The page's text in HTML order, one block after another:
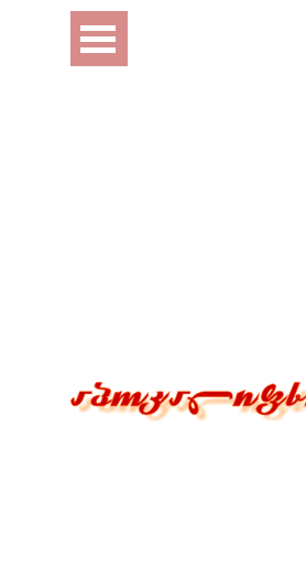
Перейти к контенту
Пропустить меню